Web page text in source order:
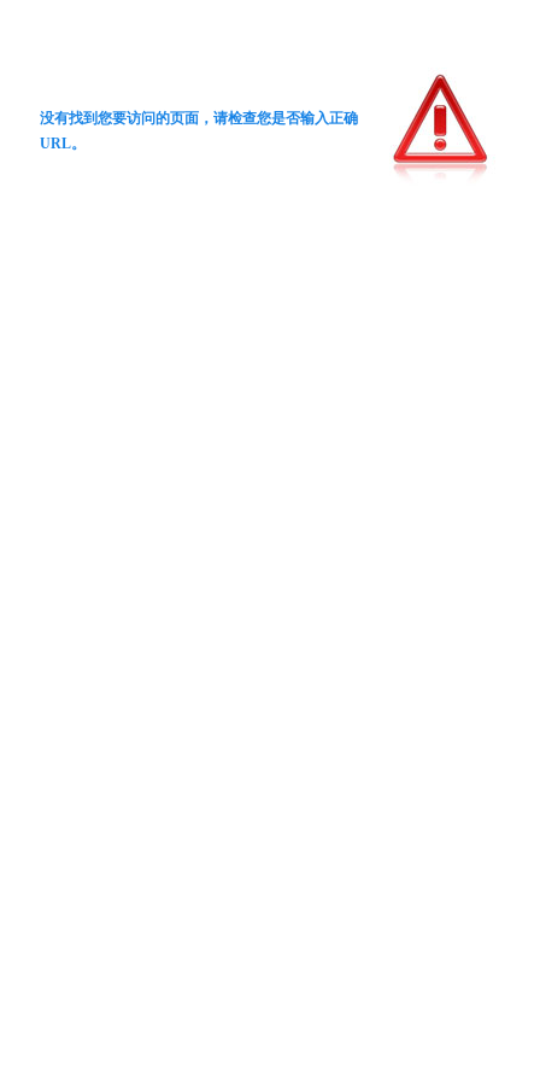
没有找到您要访问的页面，请检查您是否输入正确
URL。